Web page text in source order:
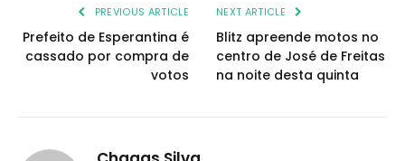
PREVIOUS ARTICLE
Prefeito de Esperantina é
cassado por compra de
votos
NEXT ARTICLE
Blitz apreende motos no
centro de José de Freitas
na noite desta quinta